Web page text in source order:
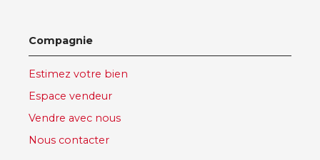
Compagnie
Estimez votre bien
Espace vendeur
Vendre avec nous
Nous contacter